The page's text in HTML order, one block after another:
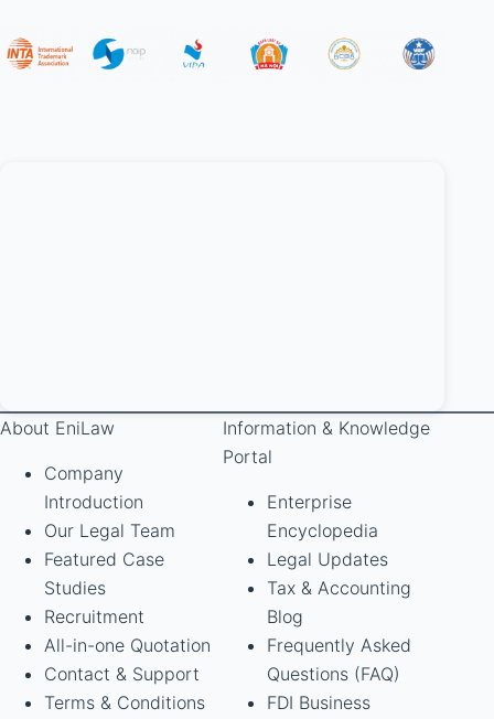
About EniLaw
Company
Introduction
Our Legal Team
Featured Case
Studies
Recruitment
All-in-one Quotation
Contact & Support
Terms & Conditions
Information & Knowledge
Portal
Enterprise
Encyclopedia
Legal Updates
Tax & Accounting
Blog
Frequently Asked
Questions (FAQ)
FDI Business